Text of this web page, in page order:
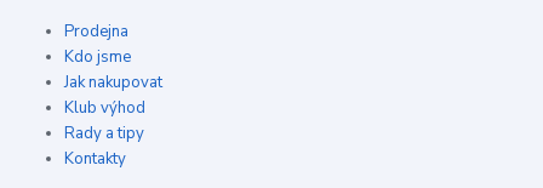
Prodejna
Kdo jsme
Jak nakupovat
Klub výhod
Rady a tipy
Kontakty